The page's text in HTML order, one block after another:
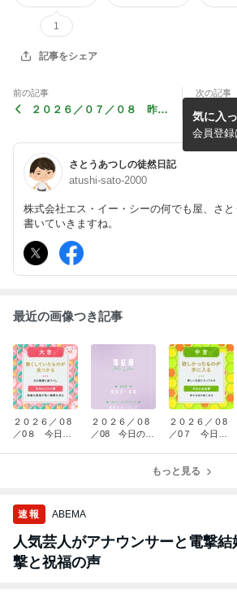
1
記事をシェア
前の記事
２０２６／０７／０８ 昨日
次の記事
２０２
のおみ
さとうあつしの徒然日記
atushi-sato-2000
株式会社エス・イー・シーの何でも屋、さ
書いていきますね。
気に入
会員登録
最近の画像つき記事
２０２６／０8
／0８ 今日の
２０２６／０8
／08 今日のラ
２０２６／０8
／0７ 今日の
もっと見る
速報 ABEMA
人気芸人がアナウンサーと電撃結
撃と祝福の声